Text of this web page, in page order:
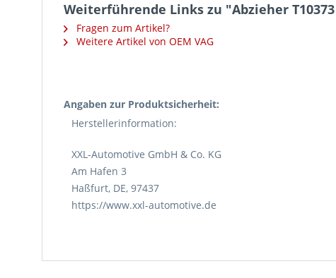
Weiterführende Links zu "Abzieher
Fragen zum Artikel?
Weitere Artikel von OEM VAG
Angaben zur Produktsicherheit:
Herstellerinformation:
XXL-Automotive GmbH & Co. KG
Am Hafen 3
Haßfurt, DE, 97437
https://www.xxl-automotive.de